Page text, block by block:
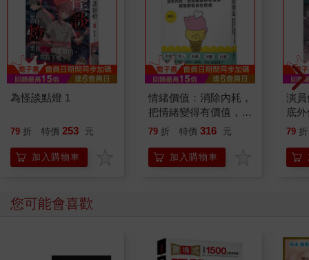
為怪談點燈 1
79 折 特價 253 元
加入購物車
情緒價值：消除內耗，
把情緒變得有價值，跟
誰都能自在相處
79 折 特價 316 元
加入購物車
演
底
79 折
您可能會喜歡